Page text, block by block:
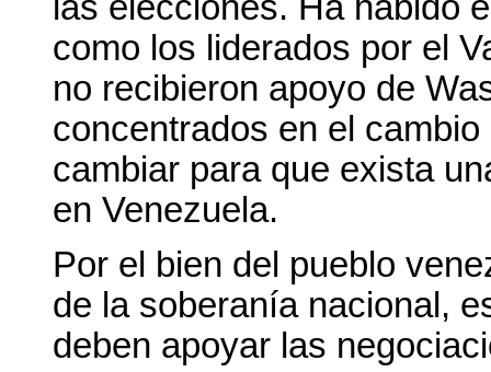
como los liderados por el
no recibieron apoyo de
concentrados en el
cambiar para que exista
en Venezuela.
Por el bien del pueblo
de la soberanía nacional,
deben apoyar las